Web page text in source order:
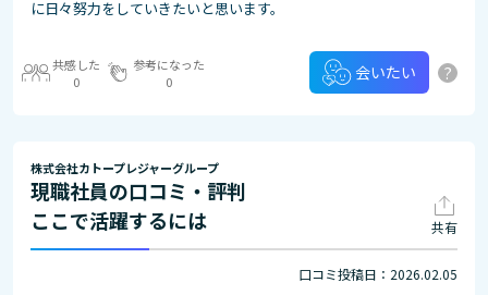
に日々努力をしていきたいと思います。
共感した
0
参考になった
0
会いたい ?
株式会社カトープレジャーグループ
現職社員の口コミ・評判
ここで活躍するには
共有
口コミ投稿日：2026.02.05